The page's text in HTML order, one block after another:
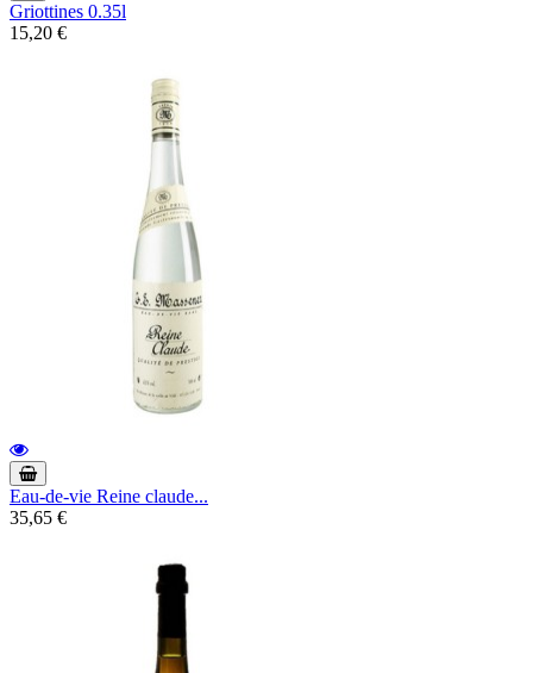
Griottines 0.35l
15,20 €
Eau-de-vie Reine claude...
35,65 €